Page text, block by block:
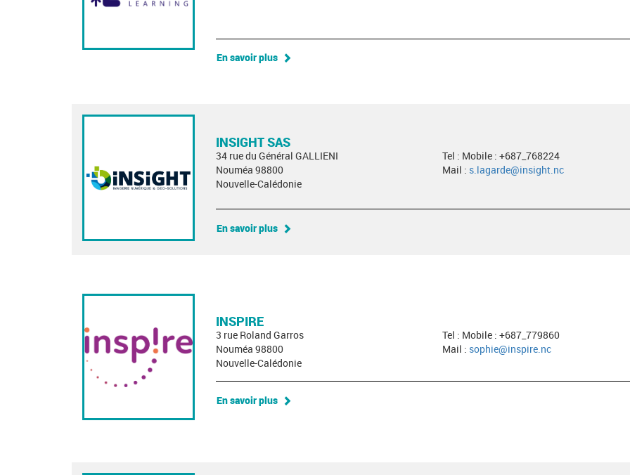
En savoir plus
INSIGHT SAS
34 rue du Général GALLIENI
Nouméa 98800
Nouvelle-Calédonie
Tel : Mobile : +687_768224
Mail : s.lagarde@insight.nc
En savoir plus
INSPIRE
3 rue Roland Garros
Nouméa 98800
Nouvelle-Calédonie
Tel : Mobile : +687_779860
Mail : sophie@inspire.nc
En savoir plus